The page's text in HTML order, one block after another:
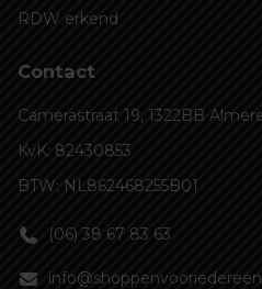
RDW erkend
Contact
Camerastraat 19, 1322BB
KvK: 82430853
BTW: NL862468255B01
(06) 38 67 83 63